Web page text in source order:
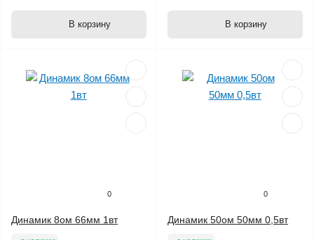
В корзину В корзину
0
Динамик 8ом 66мм 1вт
0
Динамик 50ом 50мм 0,5вт